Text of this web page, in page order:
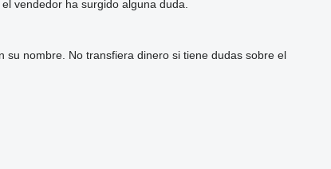
vendedor ha surgido alguna duda.
nombre. No transfiera dinero si tiene dudas sobre el